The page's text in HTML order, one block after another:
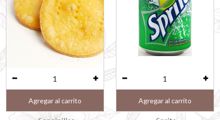
Agregar al carrito Agregar al carrito